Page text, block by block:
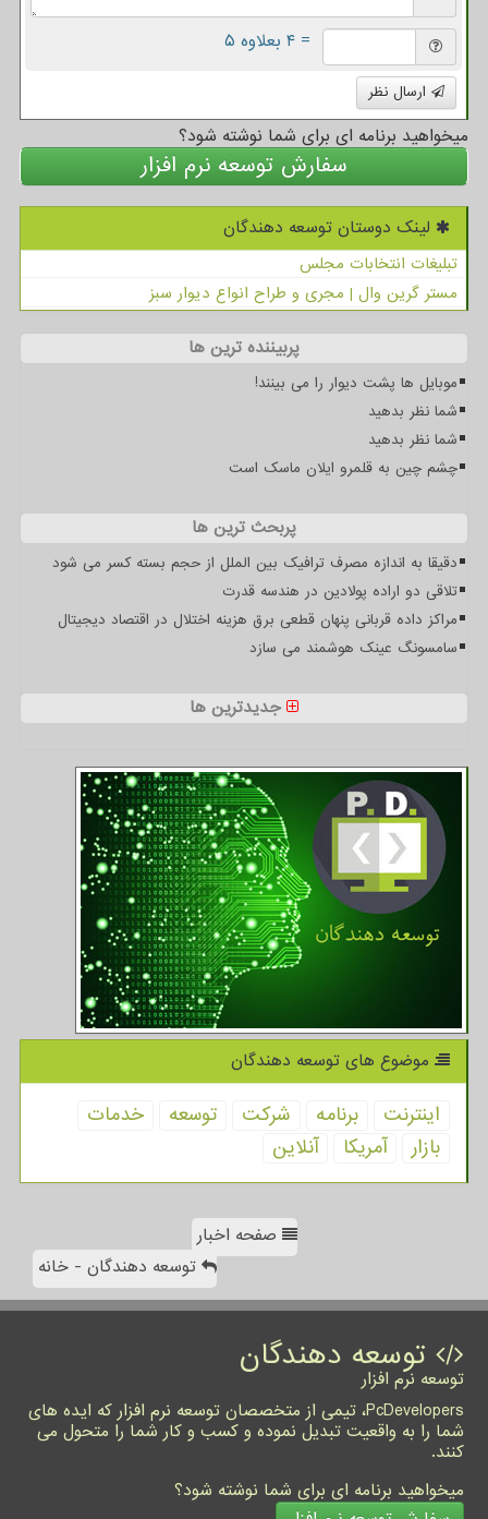
= ۴ بعلاوه ۵
ارسال نظر
میخواهید برنامه ای برای شما نوشته شود؟
سفارش توسعه نرم افزار
لینک دوستان توسعه دهندگان
تبلیغات انتخابات مجلس
مستر گرین وال | مجری و طراح انواع دیوار سبز
پربیننده ترین ها
موبایل ها پشت دیوار را می بینند!
شما نظر بدهید
شما نظر بدهید
چشم چین به قلمرو ایلان ماسک است
پربحث ترین ها
دقیقا به اندازه مصرف ترافیک بین الملل از حجم بسته کسر می شود
تلاقی دو اراده پولادین در هندسه قدرت
مراکز داده قربانی پنهان قطعی برق هزینه اختلال در اقتصاد دیجیتال
سامسونگ عینک هوشمند می سازد
جدیدترین ها
موضوع های توسعه دهندگان
اینترنت برنامه شركت توسعه
خدمات
بازار
آمریكا آنلاین
صفحه اخبار
توسعه دهندگان - خانه
توسعه دهندگان
توسعه نرم افزار
PcDevelopers، تیمی از متخصصان توسعه نرم افزار که ایده های
شما را به واقعیت تبدیل نموده و کسب و کار شما را متحول می
کنند.
میخواهید برنامه ای برای شما نوشته شود؟